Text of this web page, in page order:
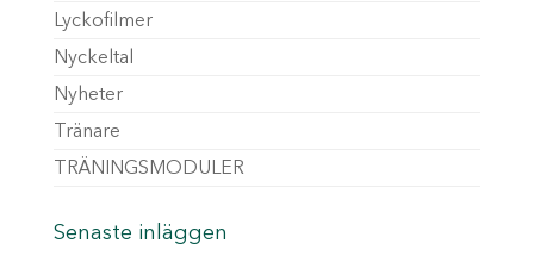
Lyckofilmer
Nyckeltal
Nyheter
Tränare
TRÄNINGSMODULER
Senaste inläggen